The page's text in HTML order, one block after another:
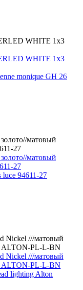
monique GH 26
luce 94611-27
lighting Alton